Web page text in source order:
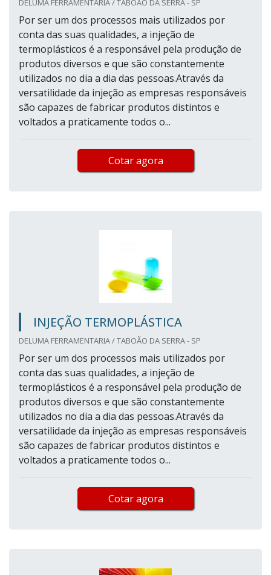
DELUMA FERRAMENTARIA / TABOÃO DA SERRA - SP
Por ser um dos processos mais utilizados por
conta das suas qualidades, a injeção de
termoplásticos é a responsável pela produção de
produtos diversos e que são constantemente
utilizados no dia a dia das pessoas.Através da
versatilidade da injeção as empresas responsáveis
são capazes de fabricar produtos distintos e
voltados a praticamente todos o...
Cotar agora
INJEÇÃO TERMOPLÁSTICA
DELUMA FERRAMENTARIA / TABOÃO DA SERRA - SP
Por ser um dos processos mais utilizados por
conta das suas qualidades, a injeção de
termoplásticos é a responsável pela produção de
produtos diversos e que são constantemente
utilizados no dia a dia das pessoas.Através da
versatilidade da injeção as empresas responsáveis
são capazes de fabricar produtos distintos e
voltados a praticamente todos o...
Cotar agora